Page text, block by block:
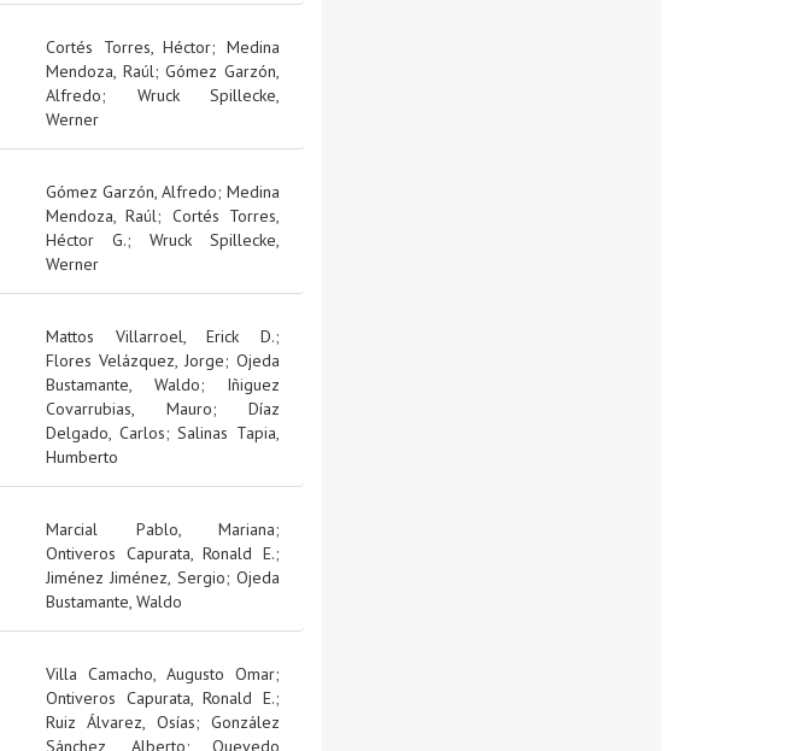
Cortés Torres, Héctor;Medina
Mendoza, Raúl;Gómez Garzón,
Alfredo; Wruck Spillecke,
Werner
Gómez Garzón, Alfredo; Medina
Mendoza, Raúl; Cortés Torres,
Héctor G.; Wruck Spillecke,
Werner
Mattos Villarroel, Erick D.;
Flores Velázquez, Jorge; Ojeda
Bustamante, Waldo; Iñiguez
Covarrubias, Mauro; Díaz
Delgado, Carlos;Salinas Tapia,
Humberto
Marcial Pablo, Mariana;
Ontiveros Capurata, Ronald E.;
Jiménez Jiménez, Sergio;Ojeda
Bustamante, Waldo
Villa Camacho, Augusto Omar;
Ontiveros Capurata, Ronald E.;
Ruiz Álvarez, Osías;González
Sánchez, Alberto; Quevedo